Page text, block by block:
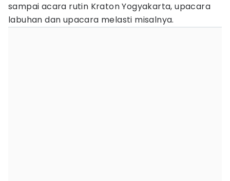
sampai acara rutin Kraton Yogyakarta, upacara
labuhan dan upacara melasti misalnya.